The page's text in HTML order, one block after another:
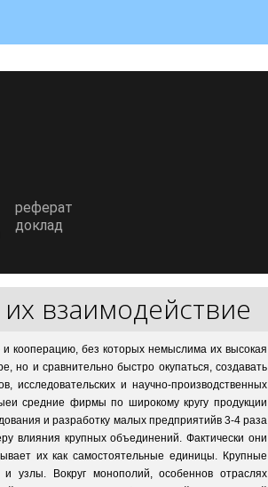
реферат
доклад
взаимодействие
кооперацию, без которых немыслима их высокая
но и сравнительно быстро окупаться, создавать
исследовательских и научно-производственных
средние фирмы по широкому кругу продукции
и разработку малых предприятийв 3-4 раза
влияния крупных объединений. Фактически они
их как самостоятельные единицы. Крупные
узлы. Вокруг монополий, особеннов отраслях